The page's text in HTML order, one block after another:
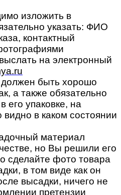
изложить в
указать: ФИО
контактный
на электронный
быть хорошо
а также обязательно
его упаковке, на
в каком состоянии
материал
но Вы решили его
сделайте фото товара
в том виде как он
высадки, ничего не
претензии